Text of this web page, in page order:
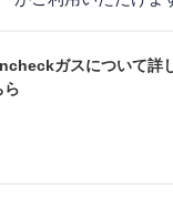
ガスについて詳
ら